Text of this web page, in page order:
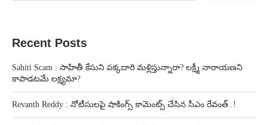
Recent Posts
Sahiti Scam : సాహితీ కేసుని పక్కదారి మళ్లిస్తున్నారా? లక్ష్మీ నారాయణని
కాపాడటమే లక్ష్యమా?
Revanth Reddy : నోటీసులపై షాకింగ్స్ కామెంట్స్ చేసిన సీఎం రేవంత్..!